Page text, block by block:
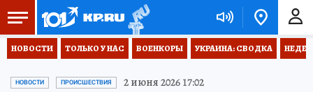
НОВОСТИ ТОЛЬКО У НАС ВОЕНКОРЫ УКРАИНА: СВОДКА
НОВОСТИ ПРОИСШЕСТВИЯ 2 июня 2026 17:02